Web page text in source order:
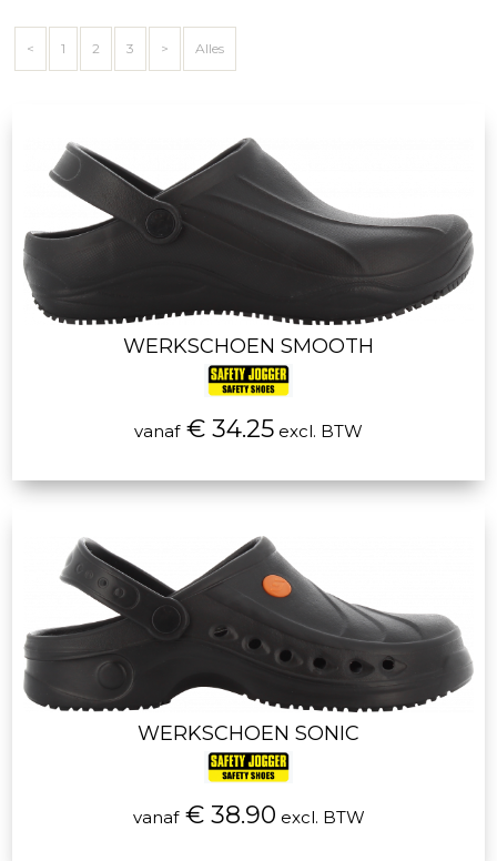
< 1 2 3 > Alles
WERKSCHOEN SMOOTH
vanaf€ 34.25 excl. BTW
WERKSCHOEN SONIC
vanaf€ 38.90 excl. BTW